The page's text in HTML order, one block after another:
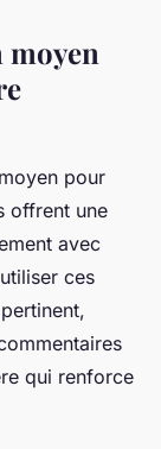
moyen
pour
offrent une
avec
ces
qui renforce